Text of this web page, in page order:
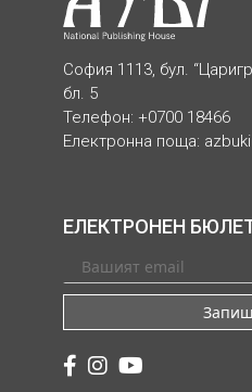
София 1113, бул.
бл. 5
Телефон: +0700 18466
Електронна поща:
ЕЛЕКТРОНЕН